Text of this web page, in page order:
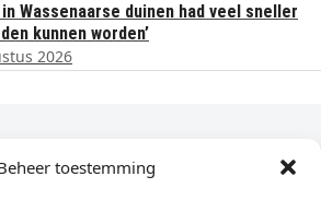
toestemming
in Wassenaarse duinen had veel sneller
kunnen worden’
2026
laatste nieuws in je e-mail?